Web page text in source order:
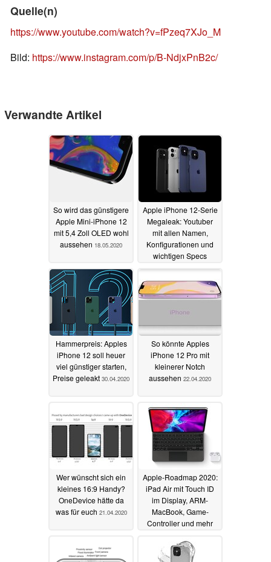
Quelle(n)
https://www.youtube.com/watch?v=fPzeq7XJo_M
Bild: https://www.instagram.com/p/B-NdjxPnB2c/
Verwandte Artikel
So wird das günstigere
Apple Mini-iPhone 12
mit 5,4 Zoll OLED wohl
aussehen 18.05.2020
Apple iPhone 12-Serie
Megaleak: Youtuber
mit allen Namen,
Konfigurationen und
wichtigen Specs
11.05.2020
Hammerpreis: Apples
iPhone 12 soll heuer
viel günstiger starten,
Preise geleakt 30.04.2020
So könnte Apples
iPhone 12 Pro mit
kleinerer Notch
aussehen 22.04.2020
Wer wünscht sich ein
kleines 16:9 Handy?
OneDevice hätte da
was für euch 21.04.2020
Apple-Roadmap 2020:
iPad Air mit Touch ID
im Display, ARM-
MacBook, Game-
Controller und mehr